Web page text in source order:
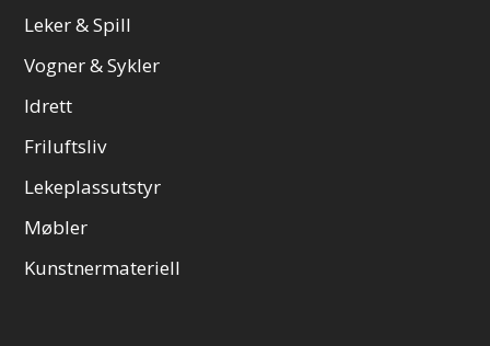
Leker & Spill
Vogner & Sykler
Idrett
Friluftsliv
Lekeplassutstyr
Møbler
Kunstnermateriell